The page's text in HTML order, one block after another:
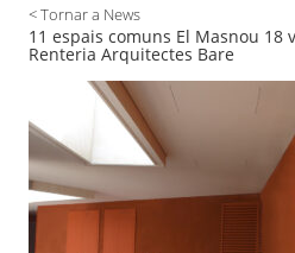
< Tornar a News
11 espais comuns El Masnou 18
Renteria Arquitectes Bare